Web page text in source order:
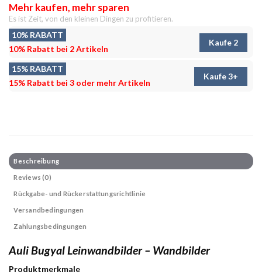
Mehr kaufen, mehr sparen
Es ist Zeit, von den kleinen Dingen zu profitieren.
10% RABATT
10% Rabatt bei 2 Artikeln
Kaufe 2
15% RABATT
15% Rabatt bei 3 oder mehr Artikeln
Kaufe 3+
Beschreibung
Reviews (0)
Rückgabe- und Rückerstattungsrichtlinie
Versandbedingungen
Zahlungsbedingungen
Auli Bugyal Leinwandbilder – Wandbilder
Produktmerkmale